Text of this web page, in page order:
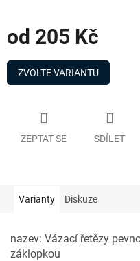
od 205 Kč
Měrná
cena:
ZVOLTE VARIANTU
ZEPTAT SE SDÍLET
Varianty Diskuze
nazev: Vázací řetězy
záklopkou